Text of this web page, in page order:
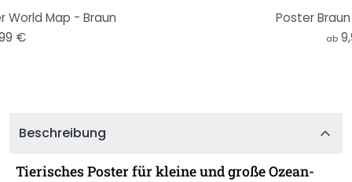
World Map - Braun
€
Poster
ab
Beschreibung
Tierisches Poster für kleine und große Ozean-